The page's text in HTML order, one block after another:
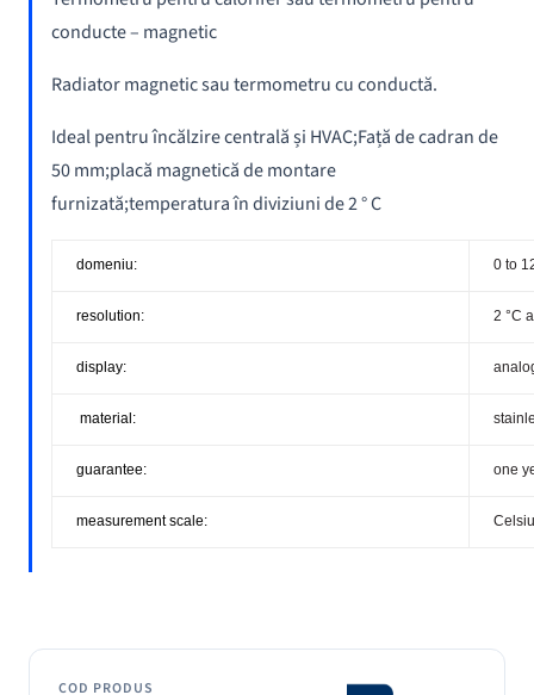
COD PRODUS
conducte – magnetic
Radiator magnetic sau termometru cu conductă.
Ideal pentru încălzire centrală și HVAC;Față de cadran de
50 mm;placă magnetică de montare
furnizată;temperatura în diviziuni de 2 ° C
domeniu: 0 to
resolution: 2 °C
display:
material:
guarantee: one
measurement scale: